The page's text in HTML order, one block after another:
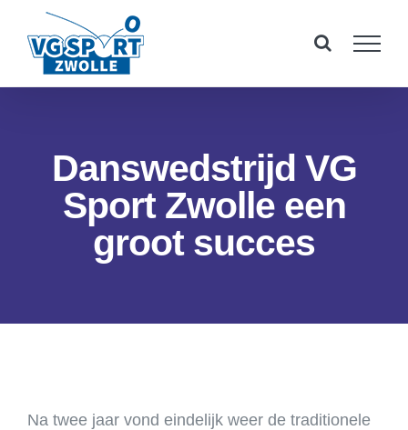
naar
Danswedstrijd VG
Sport Zwolle een
groot succes
Na twee jaar vond eindelijk weer de traditionele